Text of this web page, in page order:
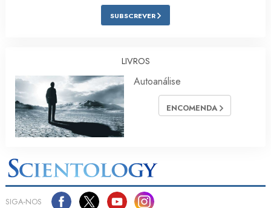
SUBSCREVER
LIVROS
Autoanálise
ENCOMENDA
SIGA‑NOS